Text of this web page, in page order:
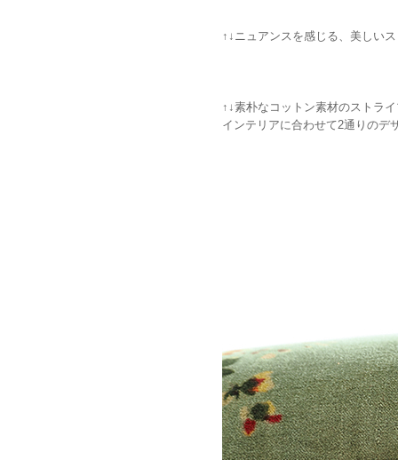
↑↓ニュアンスを感じる、美しい
↑↓素朴なコットン素材のストラ
インテリアに合わせて2通りのデ